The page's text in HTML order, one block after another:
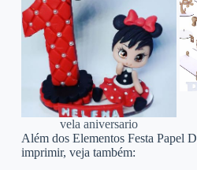
vela aniversario
Além dos Elementos Festa Papel
imprimir, veja também: